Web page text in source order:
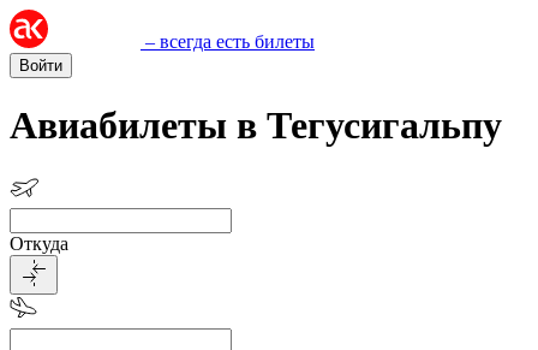
– всегда есть билеты
Войти
Авиабилеты в Тегусигальпу
Откуда